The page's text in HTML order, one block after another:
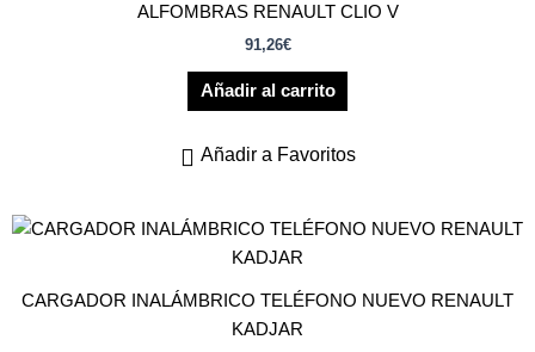
ALFOMBRAS RENAULT CLIO V
91,26€
Añadir al carrito
Añadir a Favoritos
CARGADOR INALÁMBRICO TELÉFONO NUEVO RENAULT
KADJAR